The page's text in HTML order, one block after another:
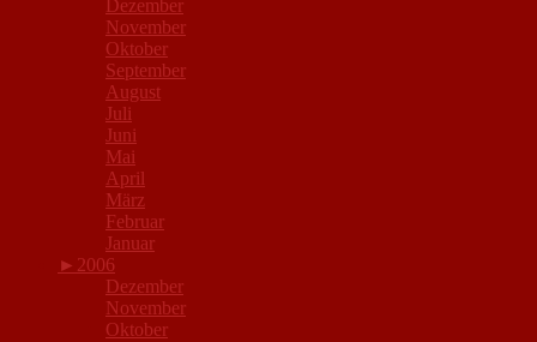
Dezember
November
Oktober
September
August
Juli
Juni
Mai
April
März
Februar
Januar
► 2006
Dezember
November
Oktober